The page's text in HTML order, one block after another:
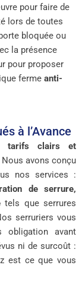
pour faire de
lors de toutes
bloquée ou
la présence
pour proposer
ferme anti-
à l’Avance
tarifs clairs et
avons conçu
nos services :
de serrure,
tels que serrures
serruriers vous
obligation avant
ni de surcoût :
est ce que vous